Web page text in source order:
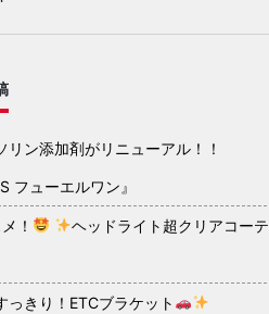
リン添加剤がリニューアル！！
フューエルワン』
！ ヘッドライト超クリアコーテ
っきり！ETCブラケット